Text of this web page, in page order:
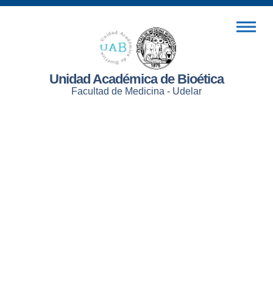
Unidad Académica de Bioética
Facultad de Medicina - Udelar